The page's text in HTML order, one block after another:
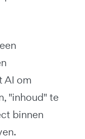
AI om
"inhoud" te
binnen